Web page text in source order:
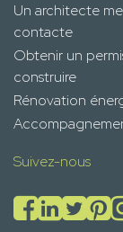
Un architecte me
contacte
Obtenir un
construire
Rénovation
Suivez-nous